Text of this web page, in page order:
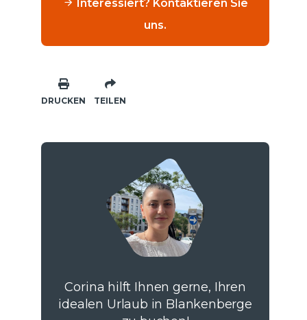
uns.
DRUCKEN TEILEN
Corina hilft Ihnen gerne, Ihren
idealen Urlaub in Blankenberge